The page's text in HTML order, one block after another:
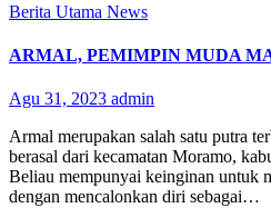
Berita Utama News
ARMAL, PEMIMPIN MUDA
Agu 31, 2023 admin
Armal merupakan salah satu putra
berasal dari kecamatan Moramo,
Beliau mempunyai keinginan untuk
dengan mencalonkan diri sebagai…